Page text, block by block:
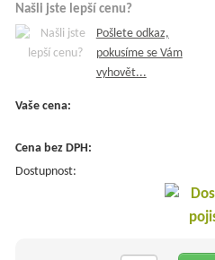
Našli jste lepší cenu?
Pošlete odkaz,
pokusíme se Vám
vyhovět...
Vaše cena:
Cena bez DPH:
Dostupnost: